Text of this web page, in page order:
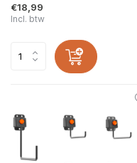
€18,99
Incl. btw